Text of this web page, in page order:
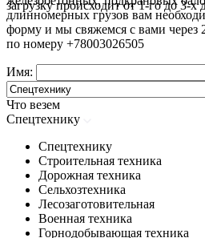
загрузку происходит от 1-го до 3-х
длинномерных грузов вам
форму и мы свяжемся с вами через
по номеру +78003026505
Имя:
Что везем
Спецтехнику
Спецтехнику
Строительная техника
Дорожная техника
Сельхозтехника
Лесозаготовительная
Военная техника
Горнодобывающая техника